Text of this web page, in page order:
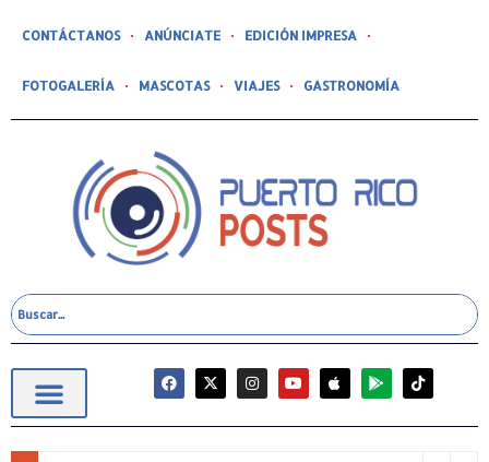
CONTÁCTANOS ANÚNCIATE EDICIÓN IMPRESA
FOTOGALERÍA MASCOTAS VIAJES GASTRONOMÍA